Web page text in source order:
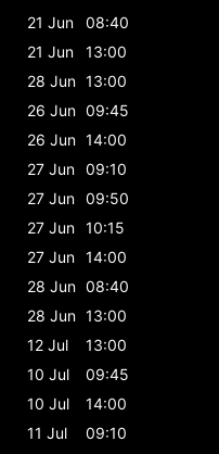
21 Jun
08:40
21 Jun
13:00
28 Jun 13:00
26 Jun 09:45
26 Jun 14:00
27 Jun 09:10
27 Jun 09:50
27 Jun 10:15
27 Jun 14:00
28 Jun 08:40
28 Jun 13:00
12 Jul
13:00
10 Jul
09:45
10 Jul
14:00
11 Jul
09:10